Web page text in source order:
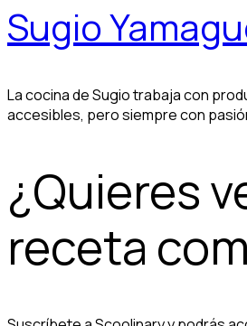
Sugio
La cocina de Sugio trabaja con
accesibles, pero siempre con
¿Quieres
receta